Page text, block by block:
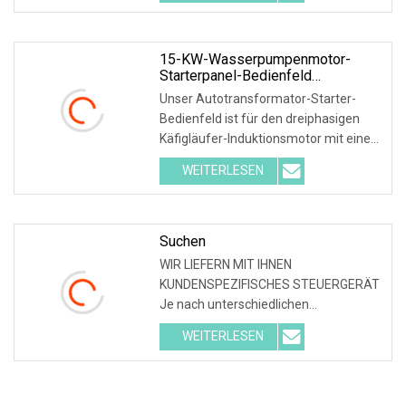
entwickelt wurde. Pumpensteuerung,
stoppt
15-KW-Wasserpumpenmotor-
Starterpanel-Bedienfeld
Autotransformator-Bedienfeld 7,5-
PS-Motor-Bedienfeld
Unser Autotransformator-Starter-
Bedienfeld ist für den dreiphasigen
Käfigläufer-Induktionsmotor mit einer
dreiphasigen Wechselstromspannung
von 380 V/400 V und einer Leistung
unter 5,5 kW bis 500 kW als
WEITERLESEN
Suchen
WIR LIEFERN MIT IHNEN
KUNDENSPEZIFISCHES STEUERGERÄT
Je nach unterschiedlichen
Steuerungsanforderungen kann das
Steuergerät eine pollose
Drehzahlregelung an Wasserpumpen
WEITERLESEN